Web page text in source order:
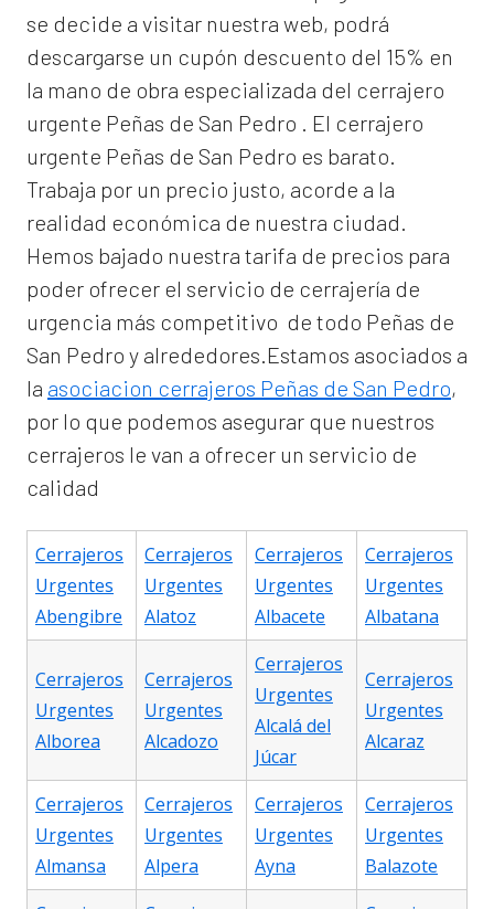
se decide a visitar nuestra web, podrá
descargarse un cupón descuento del 15% en
la mano de obra especializada del cerrajero
urgente Peñas de San Pedro . El cerrajero
urgente Peñas de San Pedro es barato.
Trabaja por un precio justo, acorde a la
realidad económica de nuestra ciudad.
Hemos bajado nuestra tarifa de precios para
poder ofrecer el servicio de cerrajería de
urgencia más competitivo de todo Peñas de
San Pedro y alrededores.Estamos asociados a
la asociacion cerrajeros Peñas de San Pedro,
por lo que podemos asegurar que nuestros
cerrajeros le van a ofrecer un servicio de
calidad
Cerrajeros
Urgentes
Abengibre
Cerrajeros
Urgentes
Alatoz
Cerrajeros
Urgentes
Albacete
Cerrajeros
Urgentes
Albatana
Cerrajeros
Urgentes
Alborea
Cerrajeros
Urgentes
Alcadozo
Cerrajeros
Urgentes
Alcalá del
Júcar
Cerrajeros
Urgentes
Alcaraz
Cerrajeros
Urgentes
Almansa
Cerrajeros
Urgentes
Alpera
Cerrajeros
Urgentes
Ayna
Cerrajeros
Urgentes
Balazote